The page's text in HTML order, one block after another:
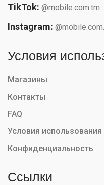
TikTok: @mobile.com.tm
Instagram:
Условия
Магазины
Контакты
FAQ
Условия использования
Конфиденциальность
Ссылки